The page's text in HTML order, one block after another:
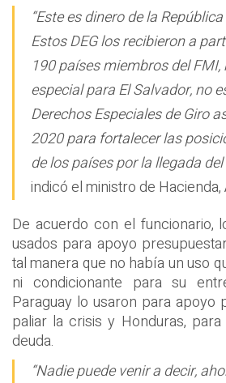
“Este es dinero de la
Estos DEG los recibieron a
190 países miembros del
especial para El Salvador, no
Derechos Especiales de Giro
2020 para fortalecer las
de los países por la llegada del
indicó el ministro de
De acuerdo con el funcionario,
usados para apoyo
tal manera que no había un uso
ni condicionante para su
Paraguay lo usaron para apoyo
paliar la crisis y Honduras,
deuda.
“Nadie puede venir a decir,